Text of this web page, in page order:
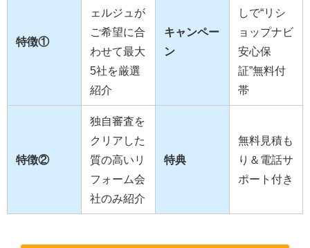
特徴①
ェルジュが
ご希望に合
わせて最大
5社を厳選
紹介
キャンペー
ン
しで“リシ
ョップナビ
安心保
証”無料付
帯
特徴②
独自審査を
クリアした
質の高いリ
フォーム会
社のみ紹介
特典
無料見積も
り＆電話サ
ポート付き